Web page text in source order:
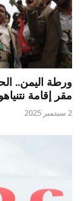
ورطة اليمن..
مقر إقامة
2 سبتمبر 2025